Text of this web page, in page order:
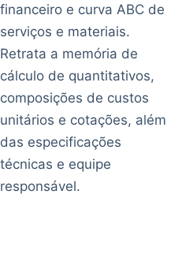
financeiro e curva ABC de
serviços e materiais.
Retrata a memória de
cálculo de quantitativos,
composições de custos
unitários e cotações, além
das especificações
técnicas e equipe
responsável.